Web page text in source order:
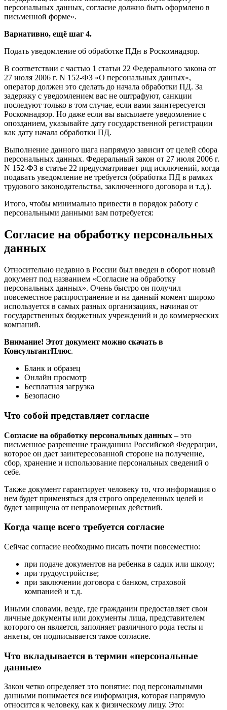
персональных данных, согласие должно быть оформлено в
письменной форме».
Вариативно, ещё шаг 4.
Подать уведомление об обработке ПДн в Роскомнадзор.
В соответствии с частью 1 статьи 22 Федерального закона от
27 июля 2006 г. N 152-ФЗ «О персональных данных»,
оператор должен это сделать до начала обработки ПД. За
задержку с уведомлением вас не оштрафуют, санкции
последуют только в том случае, если вами заинтересуется
Роскомнадзор. Но даже если вы высылаете уведомление с
опозданием, указывайте дату государственной регистрации
как дату начала обработки ПД.
Выполнение данного шага напрямую зависит от целей сбора
персональных данных. Федеральный закон от 27 июля 2006 г.
N 152-ФЗ в статье 22 предусматривает ряд исключений, когда
подавать уведомление не требуется (обработка ПД в рамках
трудового законодательства, заключенного договора и т.д.).
Итого, чтобы минимально привести в порядок работу с
персональными данными вам потребуется:
Согласие на обработку персональных
данных
Относительно недавно в России был введен в оборот новый
документ под названием «Согласие на обработку
персональных данных». Очень быстро он получил
повсеместное распространение и на данный момент широко
используется в самых разных организациях, начиная от
государственных бюджетных учреждений и до коммерческих
компаний.
Внимание! Этот документ можно скачать в
КонсультантПлюс.
Бланк и образец
Онлайн просмотр
Бесплатная загрузка
Безопасно
Что собой представляет согласие
Согласие на обработку персональных данных – это
письменное разрешение гражданина Российской Федерации,
которое он дает заинтересованной стороне на получение,
сбор, хранение и использование персональных сведений о
себе.
Также документ гарантирует человеку то, что информация о
нем будет применяться для строго определенных целей и
будет защищена от неправомерных действий.
Когда чаще всего требуется согласие
Сейчас согласие необходимо писать почти повсеместно:
при подаче документов на ребенка в садик или школу;
при трудоустройстве;
при заключении договора с банком, страховой
компанией и т.д.
Иными словами, везде, где гражданин предоставляет свои
личные документы или документы лица, представителем
которого он является, заполняет различного рода тесты и
анкеты, он подписывается такое согласие.
Что вкладывается в термин «персональные
данные»
Закон четко определяет это понятие: под персональными
данными понимается вся информация, которая напрямую
относится к человеку, как к физическому лицу. Это: